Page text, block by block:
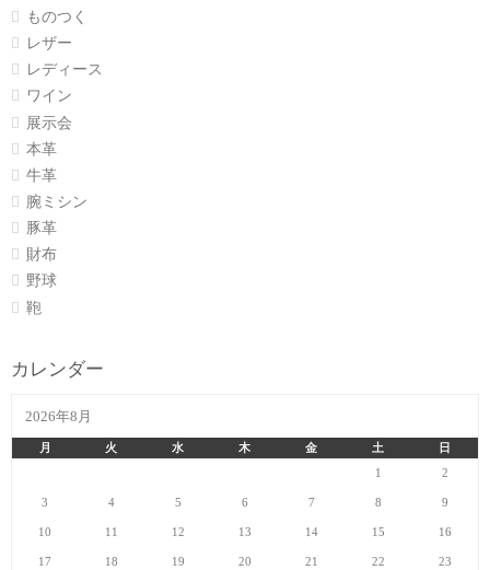
ものつく
レザー
レディース
ワイン
展示会
本革
牛革
腕ミシン
豚革
財布
野球
鞄
カレンダー
2026年8月
月 火 水 木 金 土
日
1
2
3 4 5 6 7 8 9
10 11 12 13 14 15 16
17 18 19 20 21 22 23